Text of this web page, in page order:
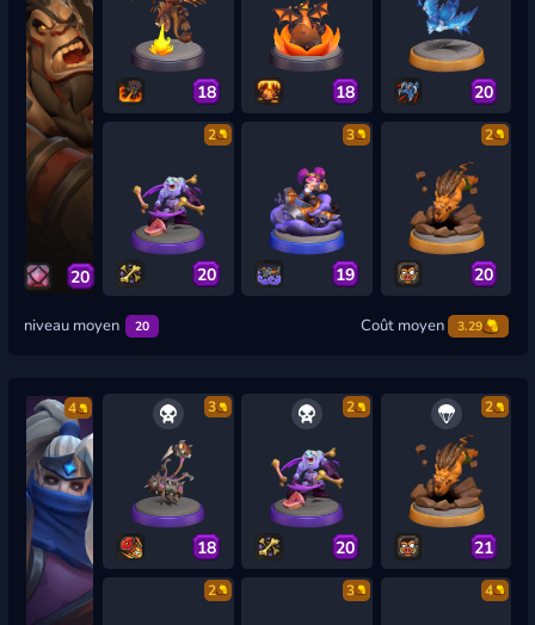
20
18 18 20
2
20
3
19
2
20
niveau moyen 20 Coût moyen 3.29
4 3
18
2
20
2
21
2 3 4